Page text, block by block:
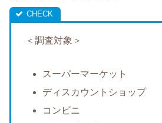
＜調査対象＞
スーパーマーケット
ディスカウントショップ
コンビニ